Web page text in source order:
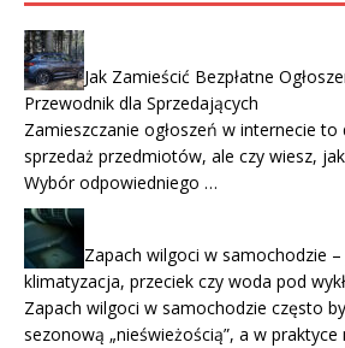
Jak Zamieścić Bezpłatne
Przewodnik dla Sprzedających
Zamieszczanie ogłoszeń w internecie to
sprzedaż przedmiotów, ale czy wiesz,
Wybór odpowiedniego …
Zapach wilgoci w samochodzie
klimatyzacja, przeciek czy woda pod
Zapach wilgoci w samochodzie często
sezonową „nieświeżością”, a w